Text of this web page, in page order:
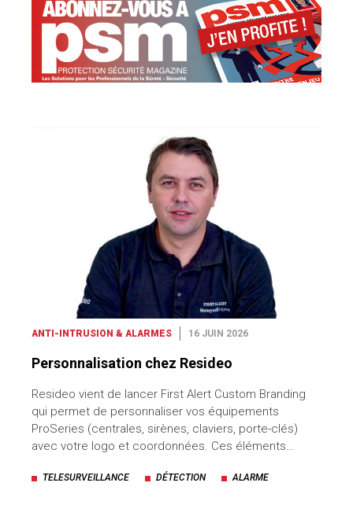
ANTI-INTRUSION & ALARMES 16 JUIN 2026
Personnalisation chez Resideo
Resideo vient de lancer First Alert Custom Branding
qui permet de personnaliser vos équipements
ProSeries (centrales, sirènes, claviers, porte-clés)
avec votre logo et coordonnées. Ces éléments…
TELESURVEILLANCE DÉTECTION ALARME